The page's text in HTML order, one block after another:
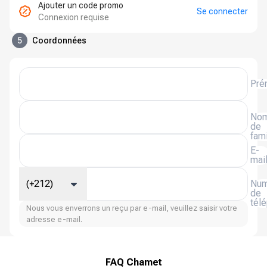
Ajouter un code promo
Connexion requise
Se connecter
5 Coordonnées
de
E-
mail
de
(+212)
Nous vous enverrons un reçu par e-mail, veuillez saisir votre
adresse e-mail.
FAQ Chamet